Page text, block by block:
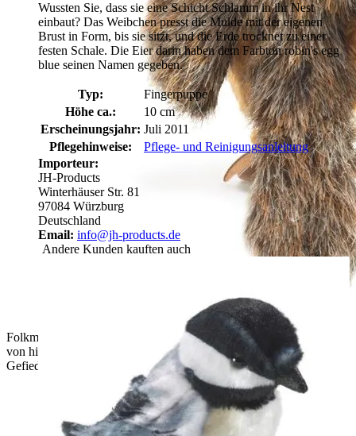
Folkmanis Fingerpuppe mini Rotkehlchen (Wanderdrossel)
von hinten mit schwarzem Kopf, braun-gesprenkeltem
Gefieder und Vogelkrallen
Wussten Sie, dass sie eine Schicht Schlamm in ihr Nest
einbaut? Das Weibchen presst die Mulde mit der eigenen
Brust in Form, bis sie sitzt, und die Erde trocknet zu einer
festen Schale. Die Eier darin haben dem Farbton robin's egg
blue seinen Namen gegeben.
Typ:
Fingerpuppe
Höhe ca.:
10 cm
Erscheinungsjahr: Juli 2011
Pflegehinweise:
Pflege- und Reinigungsanleitung
Importeur:
JH-Products
Winterhäuser Str. 81
97084 Würzburg
Deutschland
Email: info@jh-products.de
Andere Kunden kauften auch